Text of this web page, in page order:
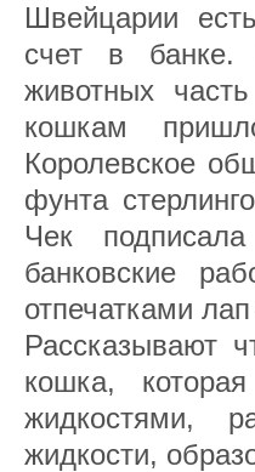
Швейцарии
счет в банке.
животных
кошкам
Королевское
фунта
Чек
банковские
отпечатками
Рассказывают
кошка,
жидкостями,
жидкости,